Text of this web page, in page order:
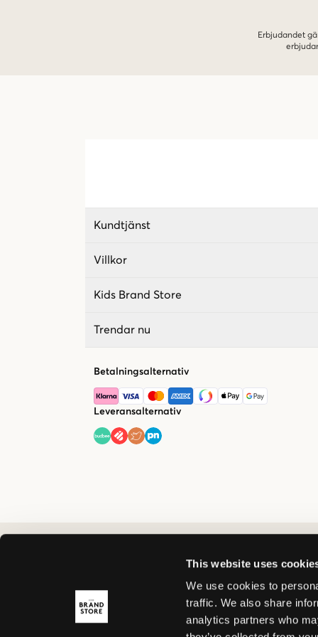
This website uses
We use cookies to
traffic. We also share
analytics partners who
Erbjudandet
Kundtjänst
Villkor
Kids Brand Store
Trendar nu
Betalningsalternativ
Leveransalternativ